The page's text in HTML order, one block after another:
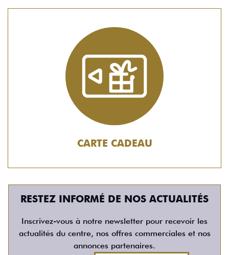
CARTE CADEAU
RESTEZ INFORMÉ DE NOS ACTUALITÉS
Inscrivez-vous à notre newsletter pour recevoir les
actualités du centre, nos offres commerciales et nos
annonces partenaires.